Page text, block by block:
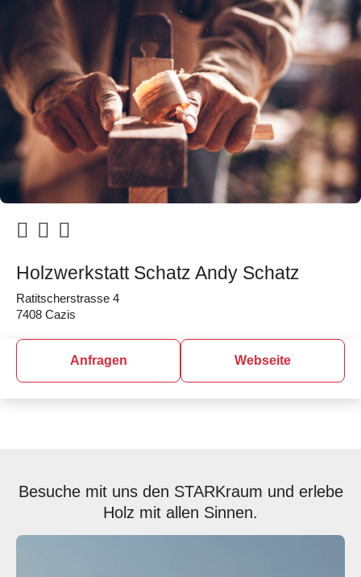
Holzwerkstatt Schatz Andy Schatz
Ratitscherstrasse 4
7408 Cazis
Anfragen Webseite
Besuche mit uns den STARKraum und erlebe
Holz mit allen Sinnen.